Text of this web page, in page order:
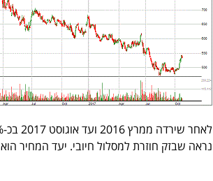
נראה שבזק חוזרת למסלול חיובי. יעד המחיר הוא 700 נקודות עד סוף 2018.